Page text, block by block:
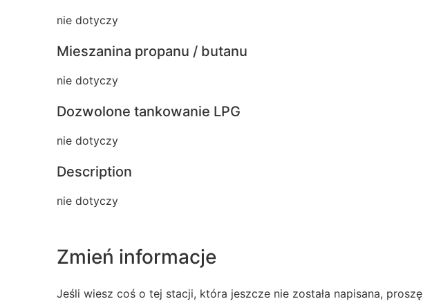
nie dotyczy
Mieszanina propanu / butanu
nie dotyczy
Dozwolone tankowanie LPG
nie dotyczy
Description
nie dotyczy
Zmień informacje
Jeśli wiesz coś o tej stacji, która jeszcze nie została napisana, proszę